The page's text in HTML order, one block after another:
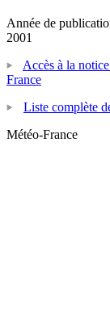
Année de
2001
Accès à la
France
Liste complète
Météo-France